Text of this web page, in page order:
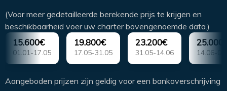
(Voor meer gedetailleerde berekende prijs te krijgen en
beschikbaarheid voer uw charter bovengenoemde data.)
15.600€
01.01-17.05
19.800€
17.05-31.05
23.200€
31.05-14.06 14.06-
Aangeboden prijzen zijn geldig voor een bankoverschrijving